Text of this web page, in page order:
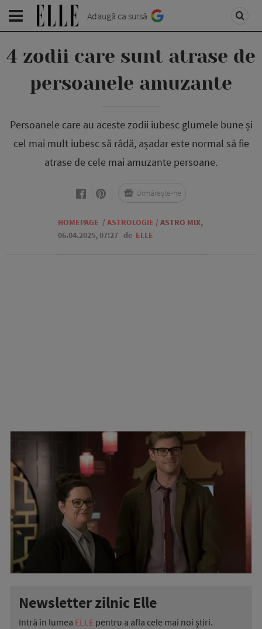
Adaugă ca sursă
4 zodii care sunt atrase de
persoanele amuzante
Persoanele care au aceste zodii iubesc glumele bune și
cel mai mult iubesc să râdă, așadar este normal să fie
atrase de cele mai amuzante persoane.
HOMEPAGE / ASTROLOGIE / ASTRO MIX,
06.04.2025, 07:27 de ELLE
Urmărește-ne
Newsletter zilnic Elle
Intră în lumea ELLE pentru a afla cele mai noi știri.